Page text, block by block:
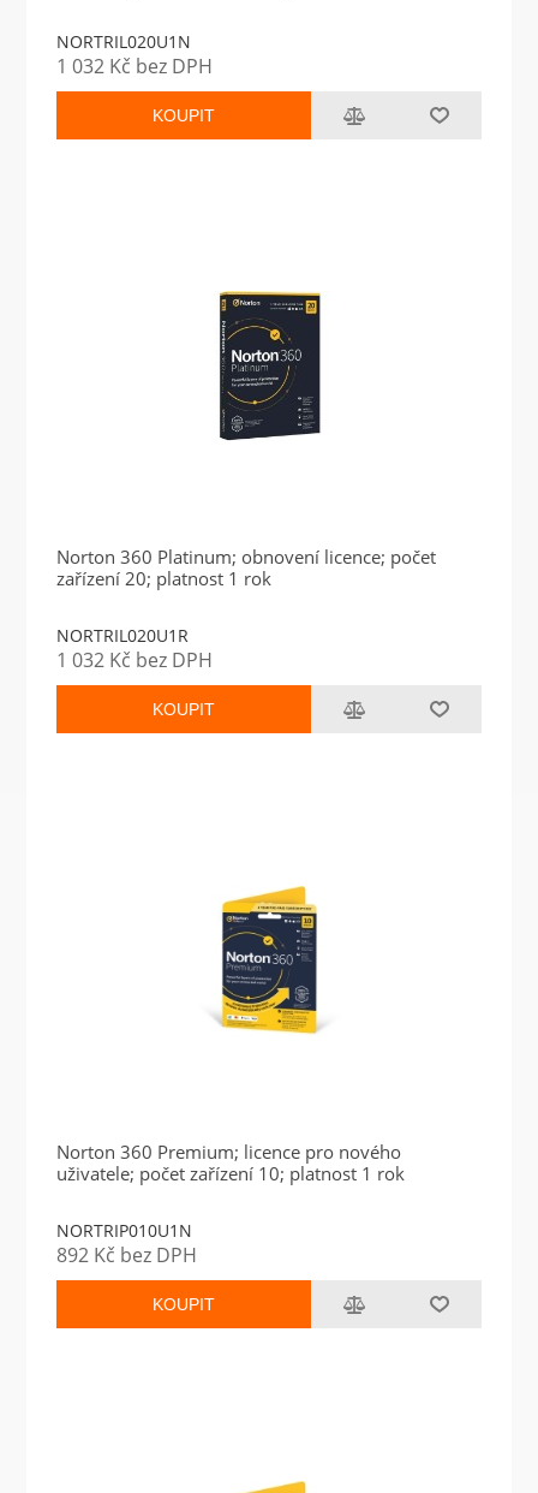
NORTRIL020U1N
1 032 Kč bez DPH
KOUPIT
Norton 360 Platinum; obnovení licence; počet
zařízení 20; platnost 1 rok
NORTRIL020U1R
1 032 Kč bez DPH
KOUPIT
Norton 360 Premium; licence pro nového
uživatele; počet zařízení 10; platnost 1 rok
NORTRIP010U1N
892 Kč bez DPH
KOUPIT